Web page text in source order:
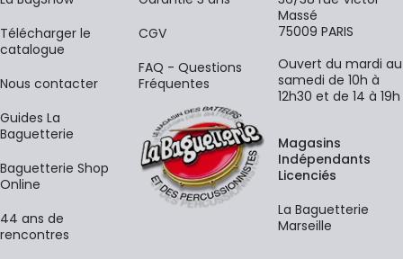
​Télécharger le
catalogue
Nous contacter
Guides La
Baguetterie
Baguetterie Shop
Online
44 ans de
rencontres
CGV
FAQ - Questions
Fréquentes
Massé
75009 PARIS
Ouvert du mardi au
samedi de 10h à
12h30 et de 14 à 19h
Magasins
Indépendants
Licenciés
La Baguetterie
Marseille